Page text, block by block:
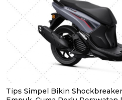
Tips Simpel Bikin